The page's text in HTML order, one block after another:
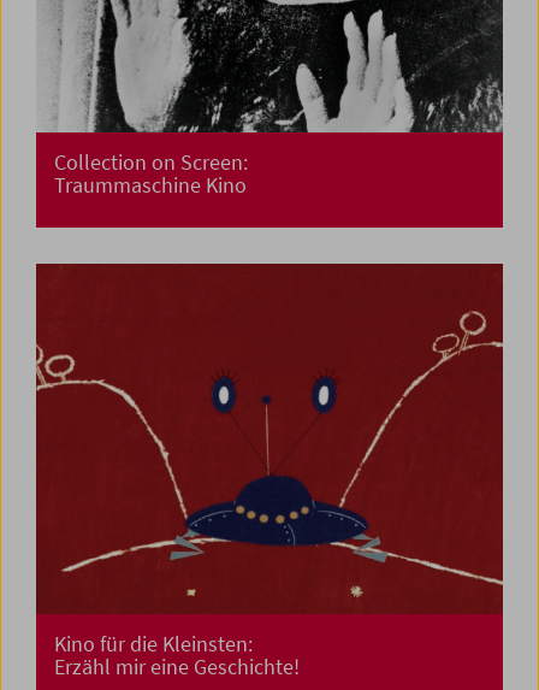
Collection on Screen:
Traummaschine Kino
Kino für die Kleinsten:
Erzähl mir eine Geschichte!